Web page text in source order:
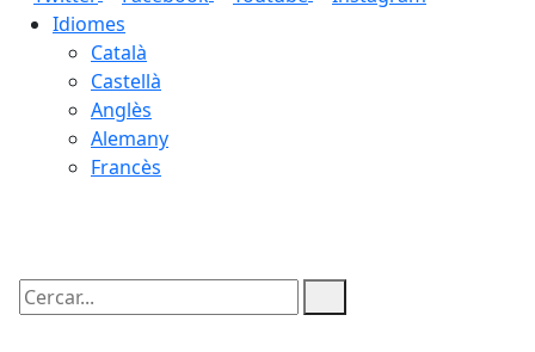
Idiomes
Català
Castellà
Anglès
Alemany
Francès
Cercar: